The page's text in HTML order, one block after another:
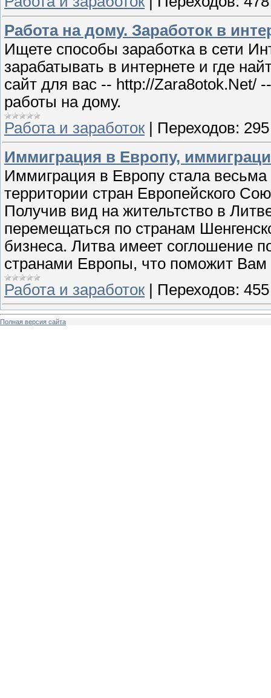
Работа на дому. Заработок в
Ищете способы заработка в сети
зарабатывать в интернете и где
сайт для вас -- http://Zara8otok.Net/
работы на дому.
Работа и заработок
Переходов: 295
Иммиграция в Европу,
Иммиграция в Европу стала
территории стран Европейского
Получив вид на жительтство в
перемещаться по странам
бизнеса. Литва имеет соглошение
странами Европы, что поможит Вам
Работа и заработок | Переходов: 455
Полная версия сайта